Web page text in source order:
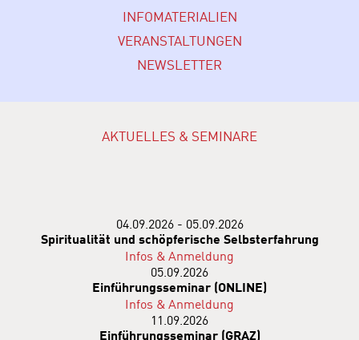
INFOMATERIALIEN
VERANSTALTUNGEN
NEWSLETTER
AKTUELLES & SEMINARE
04.09.2026 - 05.09.2026
Spiritualität und schöpferische Selbsterfahrung
Infos & Anmeldung
05.09.2026
Einführungsseminar (ONLINE)
Infos & Anmeldung
11.09.2026
Einführungsseminar (GRAZ)